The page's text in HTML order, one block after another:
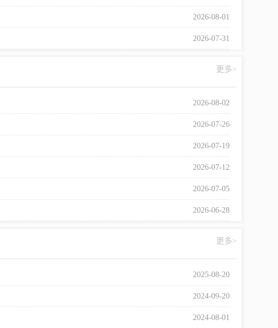
2026-08-01
2026-07-31
更多>
2026-08-02
2026-07-26
2026-07-19
2026-07-12
2026-07-05
2026-06-28
更多>
2025-08-20
2024-09-20
2024-08-01